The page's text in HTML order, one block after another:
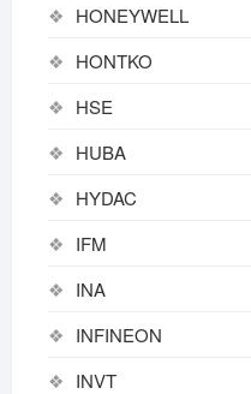
HONEYWELL
HONTKO
HSE
HUBA
HYDAC
IFM
INA
INFINEON
INVT